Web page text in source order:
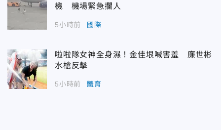
機 機場緊急攔人
5小時前 國際
啦啦隊女神全身濕！金佳垠喊害羞 廉世彬
水槍反擊
5小時前 體育